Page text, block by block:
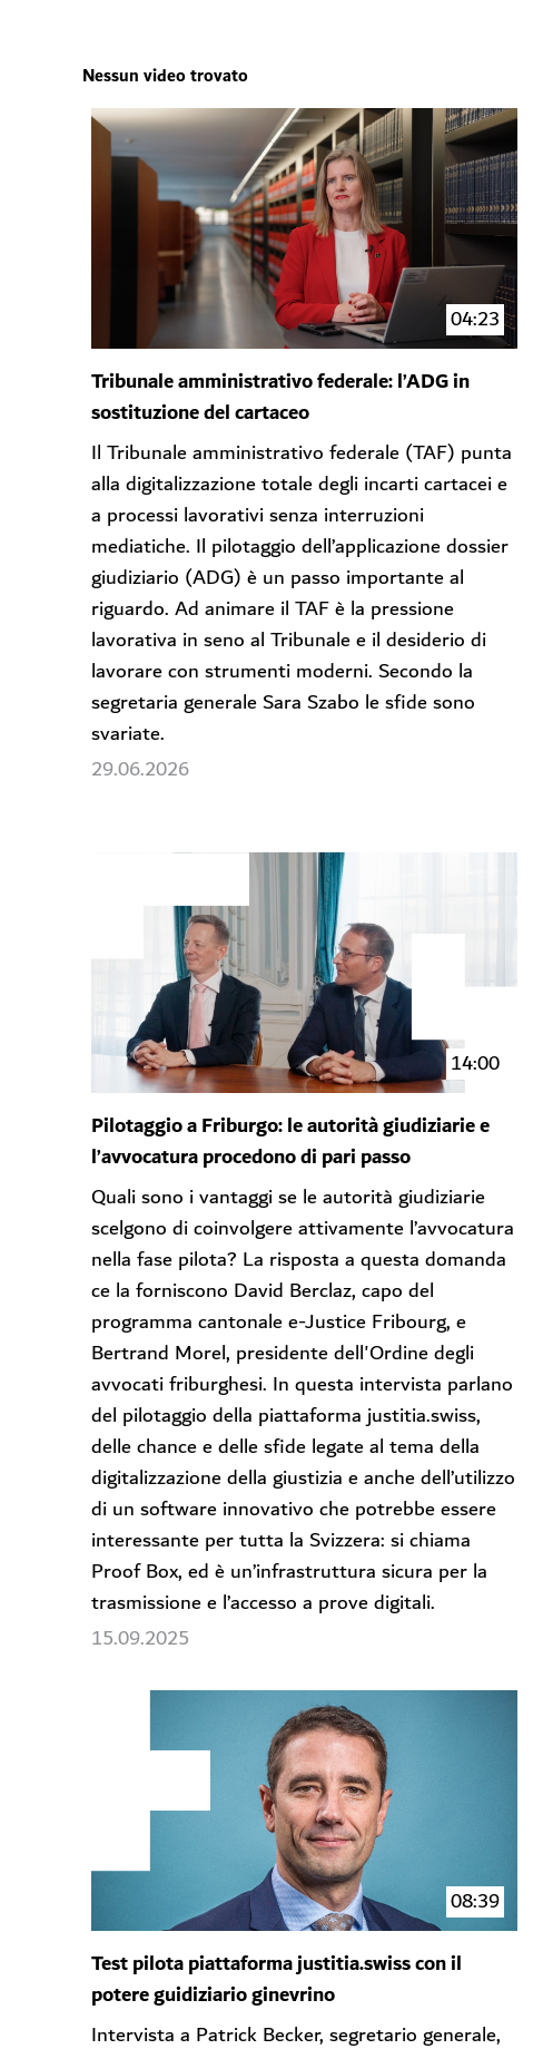
Nessun video trovato
04:23
Tribunale amministrativo federale: l’ADG in
sostituzione del cartaceo
Il Tribunale amministrativo federale (TAF) punta
alla digitalizzazione totale degli incarti cartacei e
a processi lavorativi senza interruzioni
mediatiche. Il pilotaggio dell’applicazione dossier
giudiziario (ADG) è un passo importante al
riguardo. Ad animare il TAF è la pressione
lavorativa in seno al Tribunale e il desiderio di
lavorare con strumenti moderni. Secondo la
segretaria generale Sara Szabo le sfide sono
svariate.
29.06.2026
14:00
Pilotaggio a Friburgo: le autorità giudiziarie e
l’avvocatura procedono di pari passo
Quali sono i vantaggi se le autorità giudiziarie
scelgono di coinvolgere attivamente l’avvocatura
nella fase pilota? La risposta a questa domanda
ce la forniscono David Berclaz, capo del
programma cantonale e-Justice Fribourg, e
Bertrand Morel, presidente dell'Ordine degli
avvocati friburghesi. In questa intervista parlano
del pilotaggio della piattaforma justitia.swiss,
delle chance e delle sfide legate al tema della
digitalizzazione della giustizia e anche dell’utilizzo
di un software innovativo che potrebbe essere
interessante per tutta la Svizzera: si chiama
Proof Box, ed è un’infrastruttura sicura per la
trasmissione e l’accesso a prove digitali.
15.09.2025
08:39
Test pilota piattaforma justitia.swiss con il
potere guidiziario ginevrino
Intervista a Patrick Becker, segretario generale,